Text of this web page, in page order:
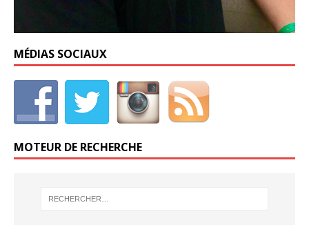
MÉDIAS SOCIAUX
MOTEUR DE RECHERCHE